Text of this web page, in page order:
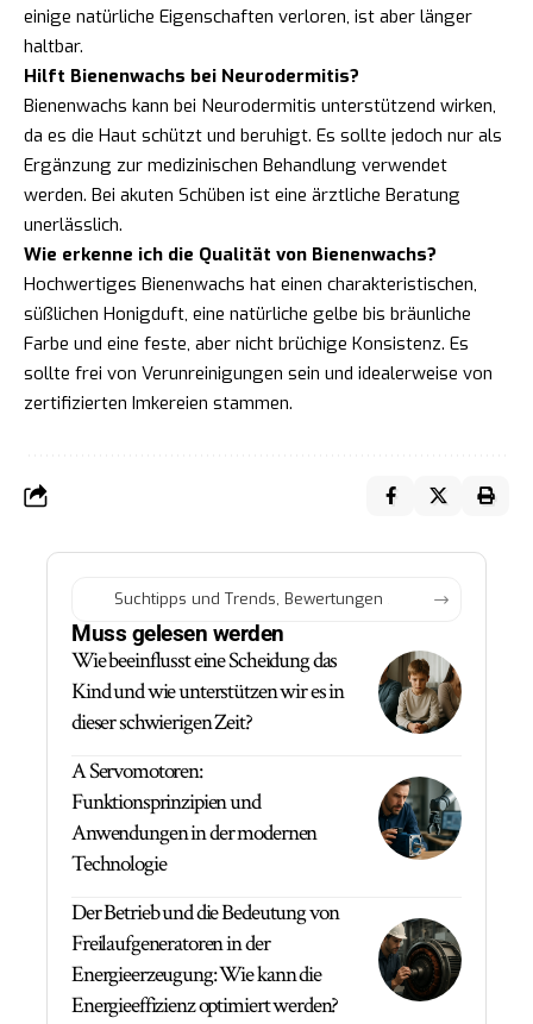
einige natürliche Eigenschaften verloren, ist aber länger
haltbar.
Hilft Bienenwachs bei Neurodermitis?
Bienenwachs kann bei Neurodermitis unterstützend wirken,
da es die Haut schützt und beruhigt. Es sollte jedoch nur als
Ergänzung zur medizinischen Behandlung verwendet
werden. Bei akuten Schüben ist eine ärztliche Beratung
unerlässlich.
Wie erkenne ich die Qualität von Bienenwachs?
Hochwertiges Bienenwachs hat einen charakteristischen,
süßlichen Honigduft, eine natürliche gelbe bis bräunliche
Farbe und eine feste, aber nicht brüchige Konsistenz. Es
sollte frei von Verunreinigungen sein und idealerweise von
zertifizierten Imkereien stammen.
Muss gelesen werden
Wie beeinflusst eine Scheidung das
Kind und wie unterstützen wir es in
dieser schwierigen Zeit?
A Servomotoren:
Funktionsprinzipien und
Anwendungen in der modernen
Technologie
Der Betrieb und die Bedeutung von
Freilaufgeneratoren in der
Energieerzeugung: Wie kann die
Energieeffizienz optimiert werden?